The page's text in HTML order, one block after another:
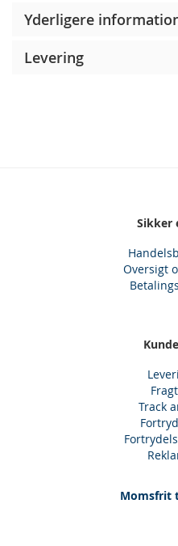
Yderligere
Levering
Sikker
Oversigt
Track
Momsfrit